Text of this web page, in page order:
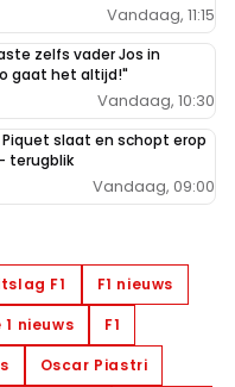
Vandaag, 11:15
zelfs vader Jos in
gaat het altijd!"
Vandaag, 10:30
slaat en schopt erop
terugblik
Vandaag, 09:00
F1
F1 nieuws
1 nieuws
F1
Oscar Piastri